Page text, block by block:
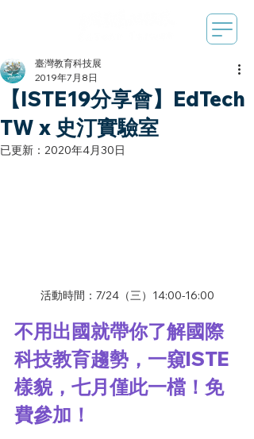
【ISTE19分享會】EdTech
TW x 史汀實驗室
臺灣教育科技展
2019年7月8日
已更新： 2020年4月30日
活動時間：7/24（三）14:00-16:00
不用出國就帶你了解國際
科技教育趨勢，一窺ISTE
樣貌，七月僅此一檔！免
費參加！